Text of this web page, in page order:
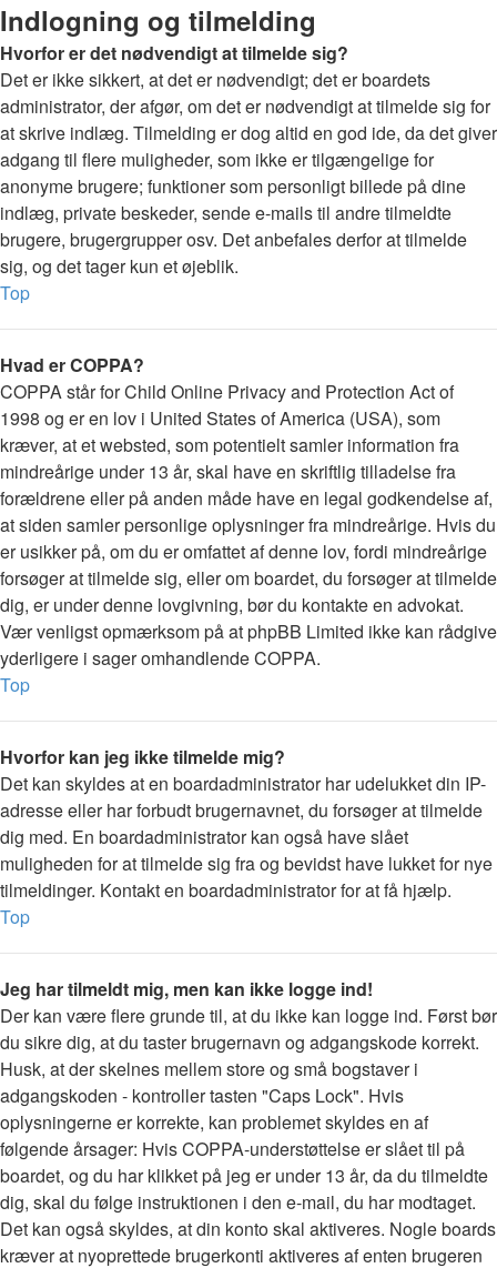
Indlogning og tilmelding
Hvorfor er det nødvendigt at tilmelde sig?
Det er ikke sikkert, at det er nødvendigt; det er boardets
administrator, der afgør, om det er nødvendigt at tilmelde sig for
at skrive indlæg. Tilmelding er dog altid en god ide, da det giver
adgang til flere muligheder, som ikke er tilgængelige for
anonyme brugere; funktioner som personligt billede på dine
indlæg, private beskeder, sende e-mails til andre tilmeldte
brugere, brugergrupper osv. Det anbefales derfor at tilmelde
sig, og det tager kun et øjeblik.
Top
Hvad er COPPA?
COPPA står for Child Online Privacy and Protection Act of
1998 og er en lov i United States of America (USA), som
kræver, at et websted, som potentielt samler information fra
mindreårige under 13 år, skal have en skriftlig tilladelse fra
forældrene eller på anden måde have en legal godkendelse af,
at siden samler personlige oplysninger fra mindreårige. Hvis du
er usikker på, om du er omfattet af denne lov, fordi mindreårige
forsøger at tilmelde sig, eller om boardet, du forsøger at tilmelde
dig, er under denne lovgivning, bør du kontakte en advokat.
Vær venligst opmærksom på at phpBB Limited ikke kan rådgive
yderligere i sager omhandlende COPPA.
Top
Hvorfor kan jeg ikke tilmelde mig?
Det kan skyldes at en boardadministrator har udelukket din IP-
adresse eller har forbudt brugernavnet, du forsøger at tilmelde
dig med. En boardadministrator kan også have slået
muligheden for at tilmelde sig fra og bevidst have lukket for nye
tilmeldinger. Kontakt en boardadministrator for at få hjælp.
Top
Jeg har tilmeldt mig, men kan ikke logge ind!
Der kan være flere grunde til, at du ikke kan logge ind. Først bør
du sikre dig, at du taster brugernavn og adgangskode korrekt.
Husk, at der skelnes mellem store og små bogstaver i
adgangskoden - kontroller tasten "Caps Lock". Hvis
oplysningerne er korrekte, kan problemet skyldes en af
følgende årsager: Hvis COPPA-understøttelse er slået til på
boardet, og du har klikket på jeg er under 13 år, da du tilmeldte
dig, skal du følge instruktionen i den e-mail, du har modtaget.
Det kan også skyldes, at din konto skal aktiveres. Nogle boards
kræver at nyoprettede brugerkonti aktiveres af enten brugeren